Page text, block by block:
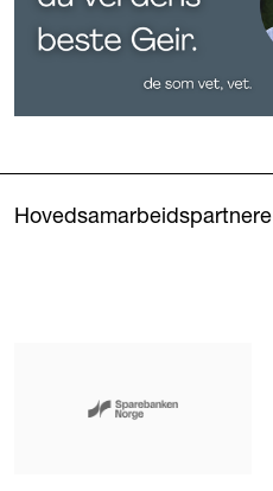
Hovedsamarbeidspartnere